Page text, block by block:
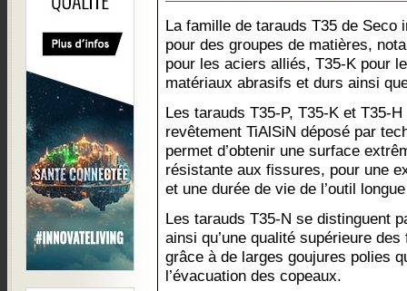
La famille de tarauds T35 de
pour des groupes de matières,
pour les aciers alliés, T35-K pour
matériaux abrasifs et durs ainsi
Les tarauds T35-P, T35-K et T35-
revêtement TiAlSiN déposé par
permet d’obtenir une surface
résistante aux fissures, pour une
et une durée de vie de l’outil
Les tarauds T35-N se distinguent
ainsi qu’une qualité supérieure
grâce à de larges goujures polies
l’évacuation des copeaux.